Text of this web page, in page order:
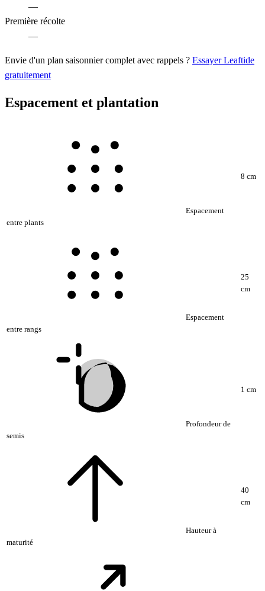
—
Première récolte
—
Envie d'un plan saisonnier complet avec rappels ? Essayer Leaftide
gratuitement
Espacement et plantation
Espacement
entre plants
8 cm
Espacement
entre rangs
25
cm
Profondeur de
semis
1 cm
Hauteur à
maturité
40
cm